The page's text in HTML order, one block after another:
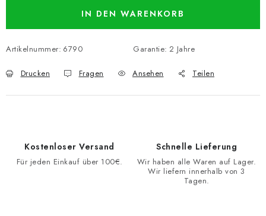
IN DEN WARENKORB
Artikelnummer: 6790 Garantie: 2 Jahre
Drucken Fragen Ansehen Teilen
Kostenloser Versand
Für jeden Einkauf über 100€.
Schnelle Lieferung
Wir haben alle Waren auf Lager.
Wir liefern innerhalb von 3
Tagen.